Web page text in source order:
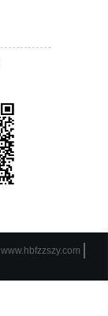
www.hbfzzszy.com